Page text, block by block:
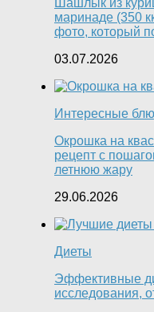
Шашлык из
маринаде (350
фото, который
03.07.2026
Интересные
Окрошка на
рецепт с
летнюю жару
29.06.2026
Диеты
Эффективные
исследования,